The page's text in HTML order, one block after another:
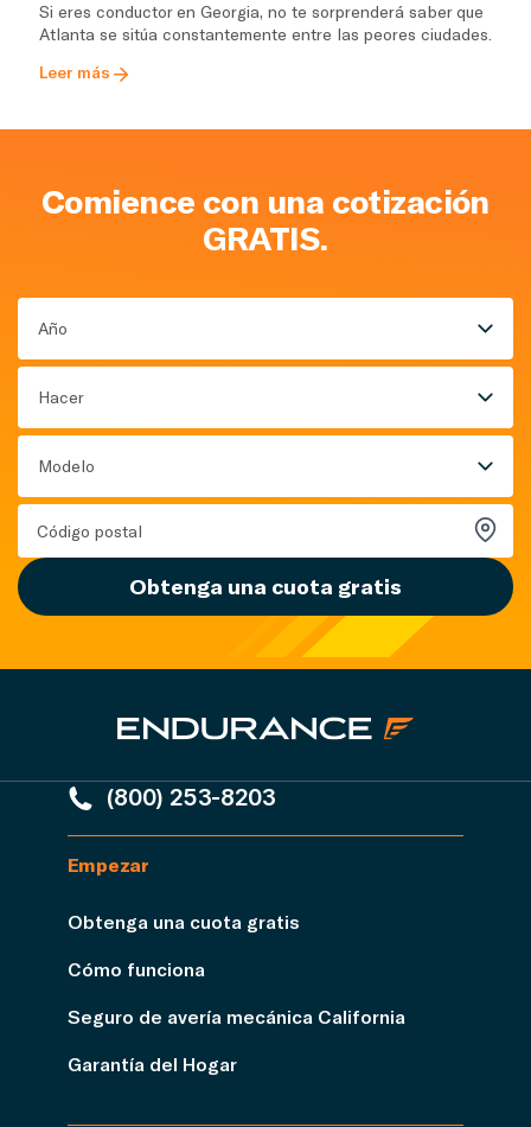
Si eres conductor en Georgia, no te sorprenderá saber que
Atlanta se sitúa constantemente entre las peores ciudades.
Leer más
Comience con una cotización
GRATIS.
Año
Hacer
Modelo
Obtenga una cuota gratis
(800) 253-8203
Empezar
Obtenga una cuota gratis
Cómo funciona
Seguro de avería mecánica California
Garantía del Hogar